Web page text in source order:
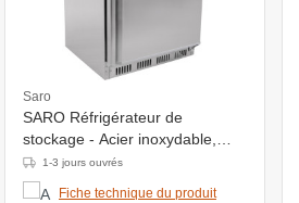
Saro
SARO Réfrigérateur de
stockage - Acier inoxydable,
modèle HK 200 S/S
1-3 jours ouvrés
Fiche technique du produit